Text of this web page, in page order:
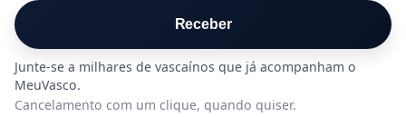
Receber
Cancelamento com um clique, quando quiser.